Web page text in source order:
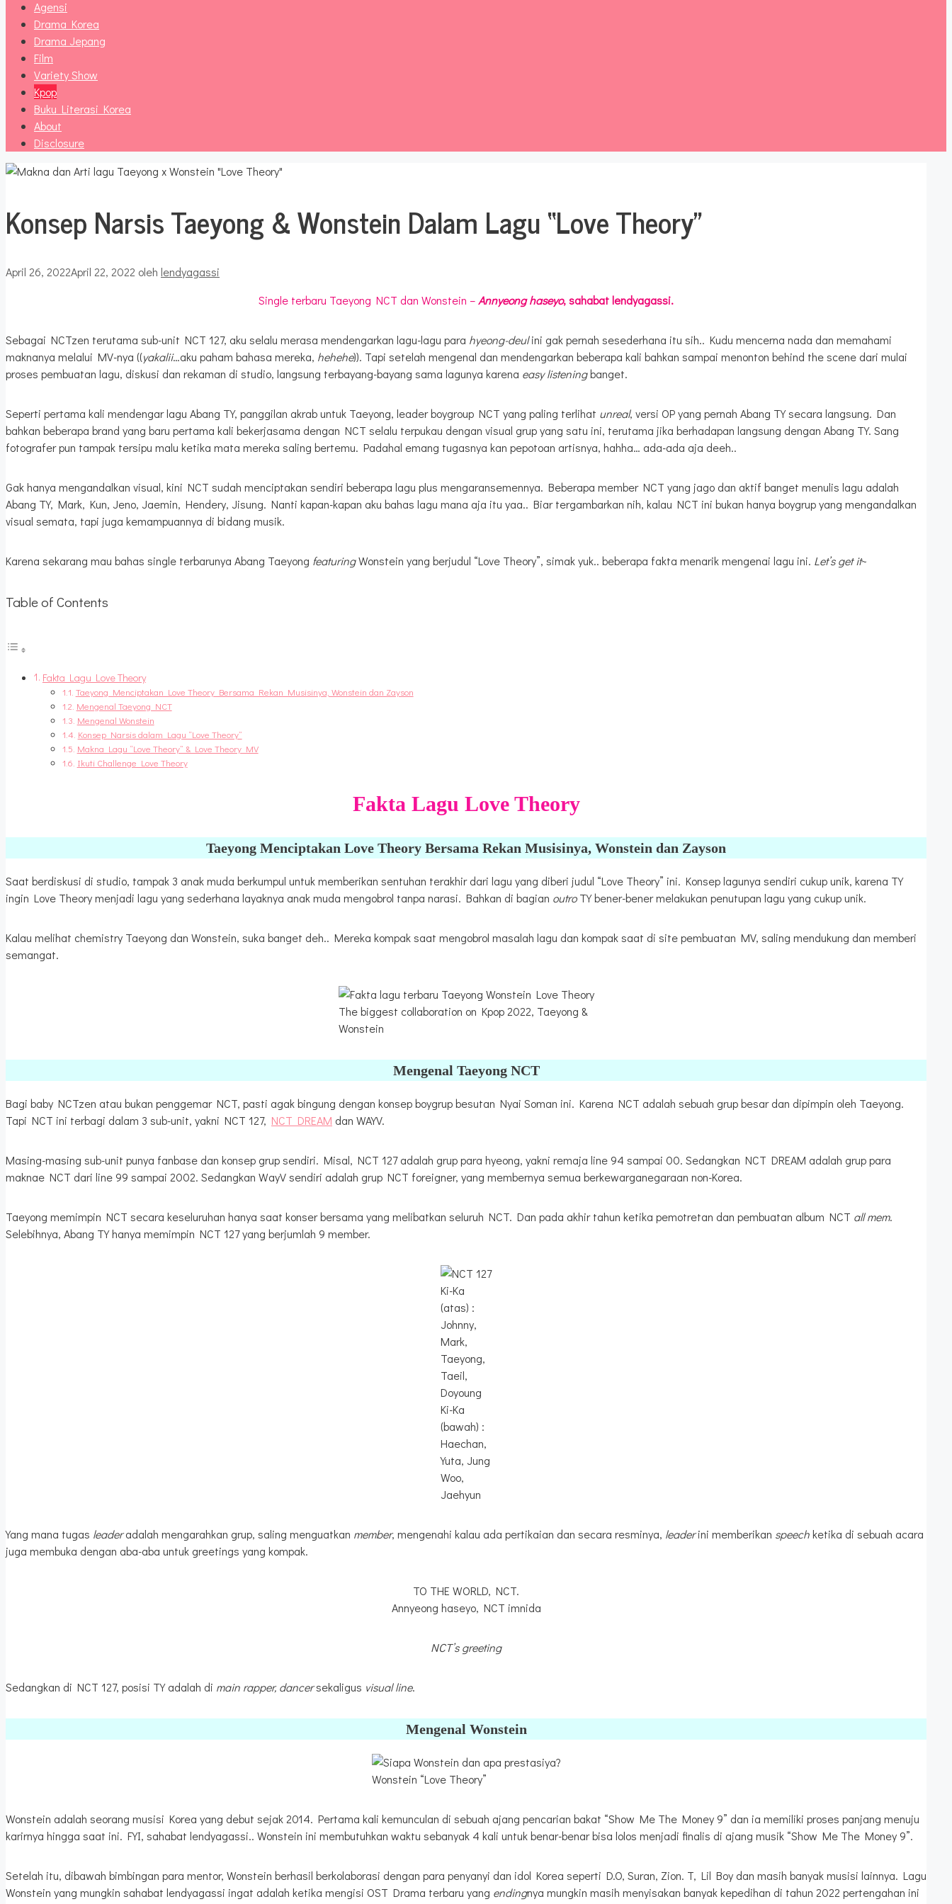
Agensi
Drama Korea
Drama Jepang
Film
Variety Show
Kpop
Buku Literasi Korea
About
Disclosure
Konsep Narsis Taeyong & Wonstein Dalam Lagu “Love Theory”
April 26, 2022April 22, 2022 oleh lendyagassi
Single terbaru Taeyong NCT dan Wonstein –Annyeong haseyo, sahabat lendyagassi.
Sebagai NCTzen terutama sub-unit NCT 127, aku selalu merasa mendengarkan lagu-lagu para hyeong-deulini gak pernah sesederhana itu sih.. Kudu mencerna nada dan memahami
maknanya melalui MV-nya ((yakalii…aku paham bahasa mereka, hehehe)). Tapi setelah mengenal dan mendengarkan beberapa kali bahkan sampai menonton behind the scene dari mulai
proses pembuatan lagu, diskusi dan rekaman di studio, langsung terbayang-bayang sama lagunya karena easy listeningbanget.
Seperti pertama kali mendengar lagu Abang TY, panggilan akrab untuk Taeyong, leader boygroup NCT yang paling terlihat unreal, versi OP yang pernah Abang TY secara langsung. Dan
bahkan beberapa brand yang baru pertama kali bekerjasama dengan NCT selalu terpukau dengan visual grup yang satu ini, terutama jika berhadapan langsung dengan Abang TY. Sang
fotografer pun tampak tersipu malu ketika mata mereka saling bertemu. Padahal emang tugasnya kan pepotoan artisnya, hahha… ada-ada aja deeh..
Gak hanya mengandalkan visual, kini NCT sudah menciptakan sendiri beberapa lagu plus mengaransemennya. Beberapa member NCT yang jago dan aktif banget menulis lagu adalah
Abang TY, Mark, Kun, Jeno, Jaemin, Hendery, Jisung. Nanti kapan-kapan aku bahas lagu mana aja itu yaa.. Biar tergambarkan nih, kalau NCT ini bukan hanya boygrup yang mengandalkan
visual semata, tapi juga kemampuannya di bidang musik.
Karena sekarang mau bahas single terbarunya Abang Taeyong featuringWonstein yang berjudul “Love Theory”, simak yuk.. beberapa fakta menarik mengenai lagu ini. Let’s get it~
Table of Contents
Fakta Lagu Love Theory
Taeyong Menciptakan Love Theory Bersama Rekan Musisinya, Wonstein dan Zayson
Mengenal Taeyong NCT
Mengenal Wonstein
Konsep Narsis dalam Lagu “Love Theory”
Makna Lagu “Love Theory” & Love Theory MV
Ikuti Challenge Love Theory
Fakta Lagu Love Theory
Taeyong Menciptakan Love Theory Bersama Rekan Musisinya, Wonstein dan Zayson
Saat berdiskusi di studio, tampak 3 anak muda berkumpul untuk memberikan sentuhan terakhir dari lagu yang diberi judul “Love Theory” ini. Konsep lagunya sendiri cukup unik, karena TY
ingin Love Theory menjadi lagu yang sederhana layaknya anak muda mengobrol tanpa narasi. Bahkan di bagian outroTY bener-bener melakukan penutupan lagu yang cukup unik.
Kalau melihat chemistry Taeyong dan Wonstein, suka banget deh.. Mereka kompak saat mengobrol masalah lagu dan kompak saat di site pembuatan MV, saling mendukung dan memberi
semangat.
The biggest collaboration on Kpop 2022, Taeyong &
Wonstein
Mengenal Taeyong NCT
Bagi baby NCTzen atau bukan penggemar NCT, pasti agak bingung dengan konsep boygrup besutan Nyai Soman ini. Karena NCT adalah sebuah grup besar dan dipimpin oleh Taeyong.
Tapi NCT ini terbagi dalam 3 sub-unit, yakni NCT 127, NCT DREAM dan WAYV.
Masing-masing sub-unit punya fanbase dan konsep grup sendiri. Misal, NCT 127 adalah grup para hyeong, yakni remaja line 94 sampai 00. Sedangkan NCT DREAM adalah grup para
maknae NCT dari line 99 sampai 2002. Sedangkan WayV sendiri adalah grup NCT foreigner, yang membernya semua berkewarganegaraan non-Korea.
Taeyong memimpin NCT secara keseluruhan hanya saat konser bersama yang melibatkan seluruh NCT. Dan pada akhir tahun ketika pemotretan dan pembuatan album NCT all mem.
Selebihnya, Abang TY hanya memimpin NCT 127 yang berjumlah 9 member.
Ki-Ka
(atas) :
Johnny,
Mark,
Taeyong,
Taeil,
Doyoung
Ki-Ka
(bawah) :
Haechan,
Yuta, Jung
Woo,
Jaehyun
Yang mana tugas leaderadalah mengarahkan grup, saling menguatkan member, mengenahi kalau ada pertikaian dan secara resminya, leaderini memberikan speechketika di sebuah acara
juga membuka dengan aba-aba untuk greetings yang kompak.
TO THE WORLD, NCT.
Annyeong haseyo, NCT imnida
NCT’s greeting
Sedangkan di NCT 127, posisi TY adalah di main rapper, dancersekaligus visual line.
Mengenal Wonstein
Wonstein “Love Theory”
Wonstein adalah seorang musisi Korea yang debut sejak 2014. Pertama kali kemunculan di sebuah ajang pencarian bakat “Show Me The Money 9” dan ia memiliki proses panjang menuju
karirnya hingga saat ini. FYI, sahabat lendyagassi.. Wonstein ini membutuhkan waktu sebanyak 4 kali untuk benar-benar bisa lolos menjadi finalis di ajang musik “Show Me The Money 9”.
Setelah itu, dibawah bimbingan para mentor, Wonstein berhasil berkolaborasi dengan para penyanyi dan idol Korea seperti D.O, Suran, Zion. T, Lil Boy dan masih banyak musisi lainnya. Lagu
Wonstein yang mungkin sahabat lendyagassi ingat adalah ketika mengisi OST Drama terbaru yang endingnya mungkin masih menyisakan banyak kepedihan di tahun 2022 pertengahan ini